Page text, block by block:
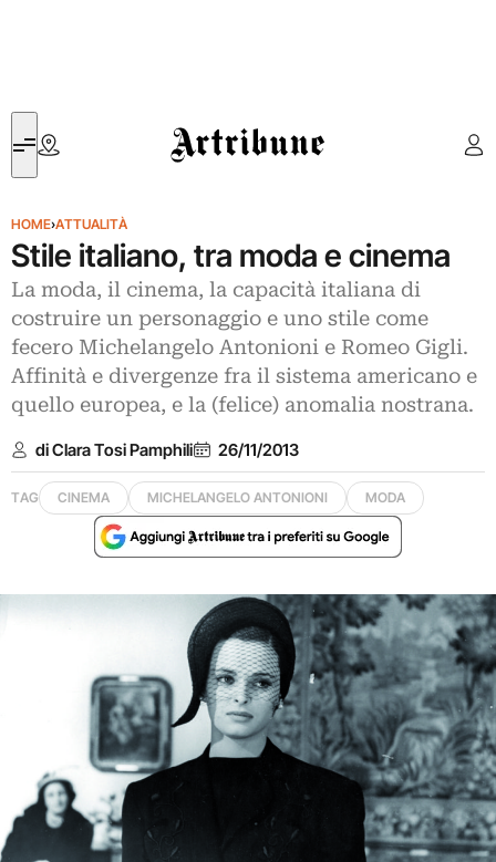
Artribune
HOME›ATTUALITÀ
Stile italiano, tra moda e cinema
La moda, il cinema, la capacità italiana di
costruire un personaggio e uno stile come
fecero Michelangelo Antonioni e Romeo Gigli.
Affinità e divergenze fra il sistema americano e
quello europea, e la (felice) anomalia nostrana.
di Clara Tosi Pamphili 26/11/2013
TAG CINEMA MICHELANGELO ANTONIONI MODA